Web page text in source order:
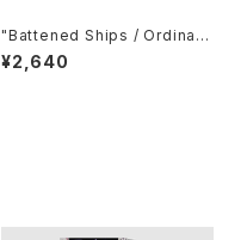
"Battened Ships / Ordinary
Joe (Free Soul 7inch Colle
ction)＜初回生産限定盤＞ Od
¥2,640